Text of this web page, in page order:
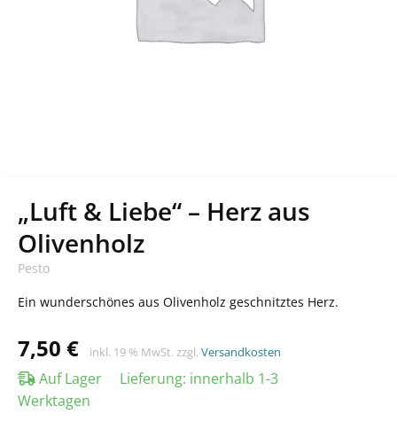
„Luft & Liebe“ – Herz aus
Olivenholz
Pesto
Ein wunderschönes aus Olivenholz geschnitztes Herz.
7,50 € inkl. 19 % MwSt. zzgl. Versandkosten
Auf Lager Lieferung: innerhalb 1-3
Werktagen